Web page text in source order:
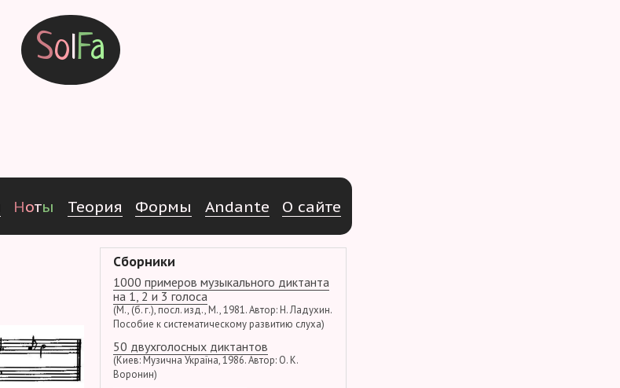
SolFa
Ноты Теория Формы Andante О сайте
Сборники
1000 примеров музыкального диктанта
на 1, 2 и 3 голоса
(М., (б. г.), посл. изд., М., 1981. Автор: Н. Ладухин.
Пособие к систематическому развитию слуха)
50 двухголосных диктантов
(Киев: Музична Україна, 1986. Автор: О. К.
Воронин)